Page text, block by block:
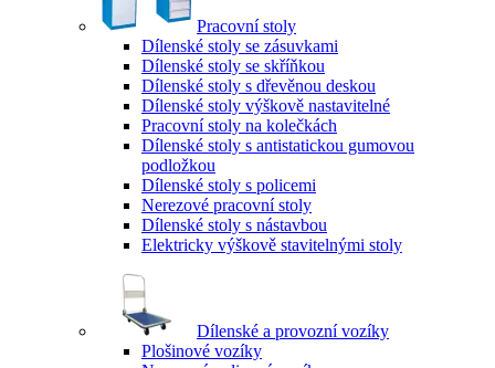
Pracovní stoly
Dílenské stoly se zásuvkami
Dílenské stoly se skříňkou
Dílenské stoly s dřevěnou deskou
Dílenské stoly výškově nastavitelné
Pracovní stoly na kolečkách
Dílenské stoly s antistatickou gumovou
podložkou
Dílenské stoly s policemi
Nerezové pracovní stoly
Dílenské stoly s nástavbou
Elektricky výškově stavitelnými stoly
Dílenské a provozní vozíky
Plošinové vozíky